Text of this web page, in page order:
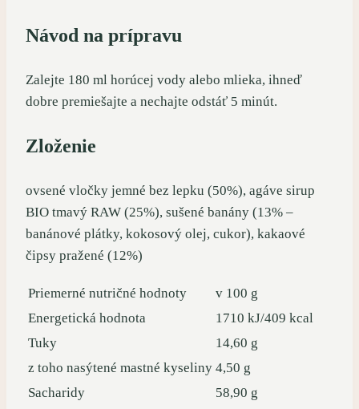
Návod na prípravu
Zalejte 180 ml horúcej vody alebo mlieka, ihneď
dobre premiešajte a nechajte odstáť 5 minút.
Zloženie
ovsené vločky jemné bez lepku (50%), agáve sirup
BIO tmavý RAW (25%), sušené banány (13% –
banánové plátky, kokosový olej, cukor), kakaové
čipsy pražené (12%)
Priemerné nutričné hodnoty
v 100 g
Energetická hodnota
1710 kJ/409 kcal
Tuky
14,60 g
z toho nasýtené mastné kyseliny 4,50 g
Sacharidy
58,90 g